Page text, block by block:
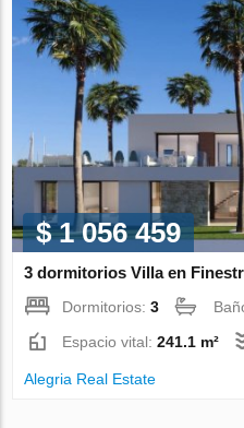
$ 1 056 459
3 dormitorios Villa en
Dormitorios:3
Espacio vital:241.1 m²
Alegria Real Estate